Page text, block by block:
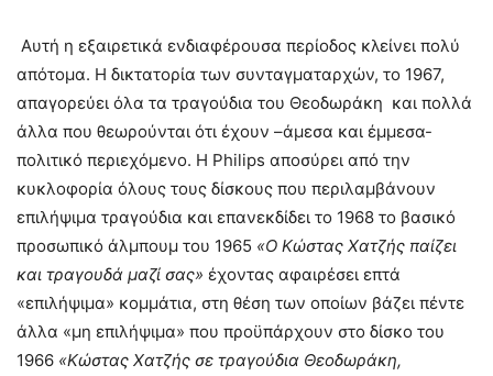
Αυτή η εξαιρετικά ενδιαφέρουσα περίοδος κλείνει πολύ
απότομα. Η δικτατορία των συνταγματαρχών, το 1967,
απαγορεύει όλα τα τραγούδια του Θεοδωράκη και πολλά
άλλα που θεωρούνται ότι έχουν –άμεσα και έμμεσα-
πολιτικό περιεχόμενο. Η Philips αποσύρει από την
κυκλοφορία όλους τους δίσκους που περιλαμβάνουν
επιλήψιμα τραγούδια και επανεκδίδει το 1968 το βασικό
προσωπικό άλμπουμ του 1965 «Ο Κώστας Χατζής παίζει
και τραγουδά μαζί σας» έχοντας αφαιρέσει επτά
«επιλήψιμα» κομμάτια, στη θέση των οποίων βάζει πέντε
άλλα «μη επιλήψιμα» που προϋπάρχουν στο δίσκο του
1966 «Κώστας Χατζής σε τραγούδια Θεοδωράκη,